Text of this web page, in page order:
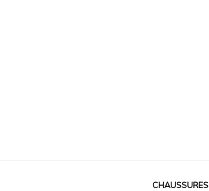
Mes souliers
CHAUSSURES